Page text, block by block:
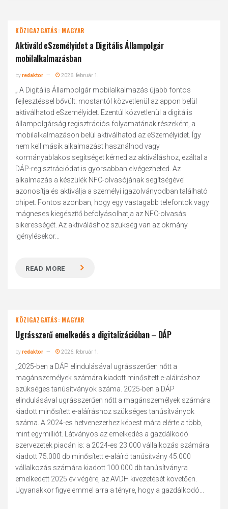
KÖZIGAZGATÁS: MAGYAR
Aktiváld eSzemélyidet a Digitális Állampolgár
mobilalkalmazásban
byredaktor 2026. február 1.
„ A Digitális Állampolgár mobilalkalmazás újabb fontos
fejlesztéssel bővült: mostantól közvetlenül az appon belül
aktiválhatod eSzemélyidet. Ezentúl közvetlenül a digitális
állampolgárság regisztrációs folyamatának részeként, a
mobilalkalmazáson belül aktiválhatod az eSzemélyidet. Így
nem kell másik alkalmazást használnod vagy
kormányablakos segítséget kérned az aktiváláshoz, ezáltal a
DÁP-regisztrációdat is gyorsabban elvégezheted. Az
alkalmazás a készülék NFC-olvasójának segítségével
azonosítja és aktiválja a személyi igazolványodban található
chipet. Fontos azonban, hogy egy vastagabb telefontok vagy
mágneses kiegészítő befolyásolhatja az NFC-olvasás
sikerességét. Az aktiváláshoz szükség van az okmány
igénylésekor...
READ MORE
KÖZIGAZGATÁS: MAGYAR
Ugrásszerű emelkedés a digitalizációban – DÁP
byredaktor 2026. február 1.
„2025-ben a DÁP elindulásával ugrásszerűen nőtt a
magánszemélyek számára kiadott minősített e-aláíráshoz
szükséges tanúsítványok száma. 2025-ben a DÁP
elindulásával ugrásszerűen nőtt a magánszemélyek számára
kiadott minősített e-aláíráshoz szükséges tanúsítványok
száma. A 2024-es hetvenezerhez képest mára elérte a több,
mint egymilliót. Látványos az emelkedés a gazdálkodó
szervezetek piacán is: a 2024-es 23.000 vállalkozás számára
kiadott 75.000 db minősített e-aláíró tanúsítvány 45.000
vállalkozás számára kiadott 100.000 db tanúsítványra
emelkedett 2025 év végére, az AVDH kivezetését követően.
Ugyanakkor figyelemmel arra a tényre, hogy a gazdálkodó...